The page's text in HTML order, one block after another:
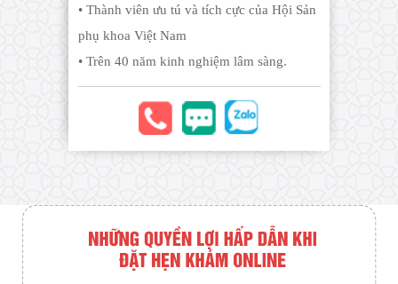
• Thành viên ưu tú và tích cực của Hội Sản
phụ khoa Việt Nam
• Trên 40 năm kinh nghiệm lâm sàng.